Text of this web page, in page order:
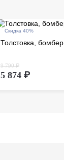
Скидка 40%
Толстовка, бомбер
9 790 ₽
5 874 ₽